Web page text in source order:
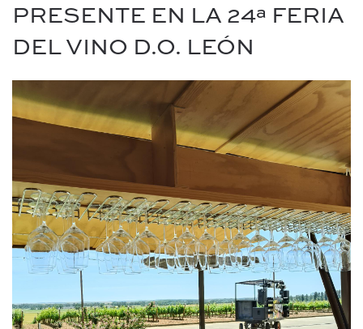
PRESENTE EN LA 24ª FERIA
DEL VINO D.O. LEÓN